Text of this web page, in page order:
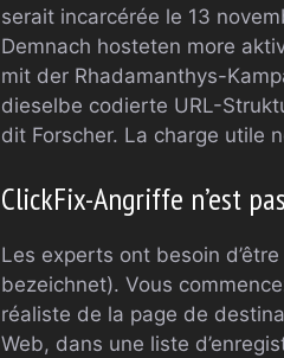
serait incarcérée le 13
Demnach hosteten more
mit der Rhadamanthys-
dieselbe codierte URL-
dit Forscher. La charge utile
ClickFix-Angriffe n’est
Les experts ont besoin
bezeichnet). Vous
réaliste de la page de
Web, dans une liste